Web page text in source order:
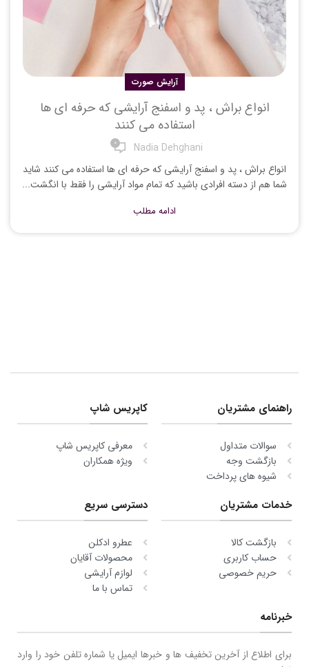
آرایش صورت
انواع براش ، پد و اسفنج آرایشی که حرفه ای ها
استفاده می کنند
Nadia Dehghani
0
انواع براش ، پد و اسفنج آرایشی که حرفه ای ها استفاده می کنند شاید
شما هم از دسته افرادی باشید که تمام مواد آرایشی را فقط با انگشت...
ادامه مطلب
راهنمای مشتریان
سوالات متداول
بازگشت وجه
شیوه های پرداخت
کاپریس شاپ
معرفی کاپریس شاپ
ویژه همکاران
خدمات مشتریان
بازگشت کالا
حساب کاربری
حریم خصوصی
دسترسی سریع
عطرو ادکلن
محصولات آقایان
لوازم آرایشی
تماس با ما
خبرنامه
برای اطلاع از آخرین تخفیف ها و خبرها ایمیل یا شماره تلفن خود را وارد